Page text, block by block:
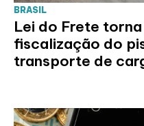
BRASIL
Lei do Frete
fiscalização do
transporte de